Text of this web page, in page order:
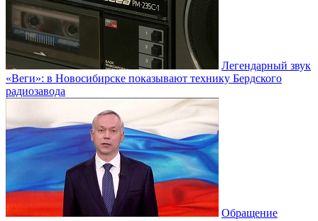
Легендарный звук
«Веги»: в Новосибирске показывают технику Бердского
радиозавода
Обращение